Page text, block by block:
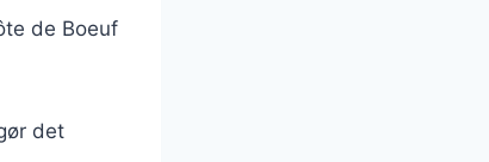
de Boeuf
det